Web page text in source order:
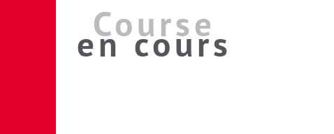
Course
en cours